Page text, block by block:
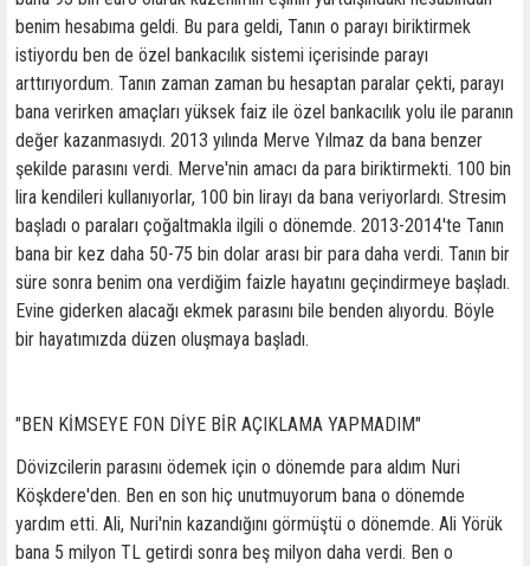
benim hesabıma geldi. Bu para geldi, Tanın o parayı biriktirmek
istiyordu ben de özel bankacılık sistemi içerisinde parayı
arttırıyordum. Tanın zaman zaman bu hesaptan paralar çekti, parayı
bana verirken amaçları yüksek faiz ile özel bankacılık yolu ile paranın
değer kazanmasıydı. 2013 yılında Merve Yılmaz da bana benzer
şekilde parasını verdi. Merve'nin amacı da para biriktirmekti. 100 bin
lira kendileri kullanıyorlar, 100 bin lirayı da bana veriyorlardı. Stresim
başladı o paraları çoğaltmakla ilgili o dönemde. 2013-2014'te Tanın
bana bir kez daha 50-75 bin dolar arası bir para daha verdi. Tanın bir
süre sonra benim ona verdiğim faizle hayatını geçindirmeye başladı.
Evine giderken alacağı ekmek parasını bile benden alıyordu. Böyle
bir hayatımızda düzen oluşmaya başladı.
"BEN KİMSEYE FON DİYE BİR AÇIKLAMA YAPMADIM"
Dövizcilerin parasını ödemek için o dönemde para aldım Nuri
Köşkdere'den. Ben en son hiç unutmuyorum bana o dönemde
yardım etti. Ali, Nuri'nin kazandığını görmüştü o dönemde. Ali Yörük
bana 5 milyon TL getirdi sonra beş milyon daha verdi. Ben o